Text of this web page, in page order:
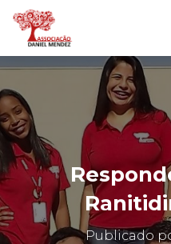
Publicado